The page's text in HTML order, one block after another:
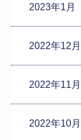
2023年1月
2022年12月
2022年11月
2022年10月